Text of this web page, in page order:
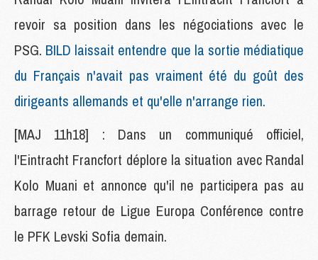
revoir sa position dans les négociations avec le
PSG. BILD laissait entendre que la sortie médiatique
du Français n'avait pas vraiment été du goût des
dirigeants allemands et qu'elle n'arrange rien.
[MAJ 11h18] : Dans un communiqué officiel,
l'Eintracht Francfort déplore la situation avec Randal
Kolo Muani et annonce qu'il ne participera pas au
barrage retour de Ligue Europa Conférence contre
le PFK Levski Sofia demain.